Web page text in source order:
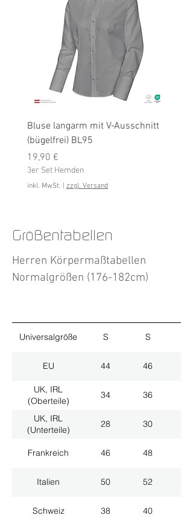
Bluse langarm mit V-Ausschnitt
(bügelfrei) BL95
Preis
19,90 €
3er Set Hemden
inkl. MwSt. zzgl. Versand
Größentabellen
Herren Körpermaßtabellen
Normalgrößen (176-182cm)
Universalgröße S S
EU 44 46
UK, IRL
(Oberteile)
34 36
UK, IRL
(Unterteile)
28 30
Frankreich 46 48
Italien 50 52
Schweiz 38 40